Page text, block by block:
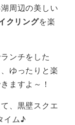
周辺の美しい
クリングを楽
ンチをした
ゆったりと楽
ますよ～！
、黒壁スクエ
イム♪